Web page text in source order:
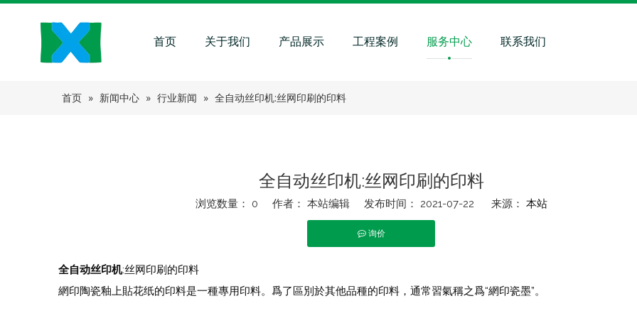
首页 关于我们 产品展示 工程案例 服务中心 联系我们
首页 » 新闻中心 » 行业新闻 » 全自动丝印机:丝网印刷的印料
全自动丝印机:丝网印刷的印料
浏览数量： 0 作者： 本站编辑 发布时间： 2021-07-22 来源： 本站
询价
["facebook","twitter","line","wechat","linkedin","pinterest","whatsapp"]
全自动丝印机:丝网印刷的印料
網印陶瓷釉上貼花纸的印料是一種專用印料。爲了區別於其他品種的印料，通常習氣稱之爲“網印瓷墨”。